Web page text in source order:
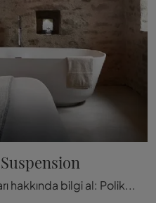
Tıkla ve Slamp askı lambaları hakkında bilgi al: Polikarbonattan yapılmış Veli Foliage Asma model seni bekliyor!